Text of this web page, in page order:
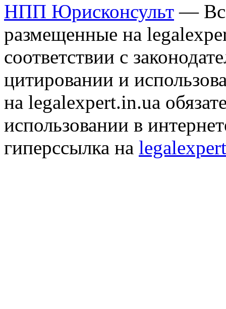
НПП Юрисконсульт —
размещенные на
соответствии с
цитировании и
на legalexpert.in.ua
использовании в
гиперссылка на